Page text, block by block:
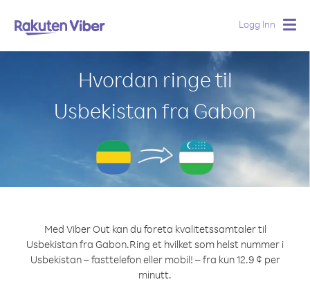
Logg Inn
Hvordan ringe til
Usbekistan fra Gabon
Med Viber Out kan du foreta kvalitetssamtaler til
Usbekistan fra Gabon.Ring et hvilket som helst nummer i
Usbekistan – fasttelefon eller mobil! – fra kun 12.9 ¢ per
minutt.